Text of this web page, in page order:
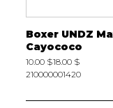
Boxer UNDZ
Cayococo
10.00 $18.00 $
210000001420